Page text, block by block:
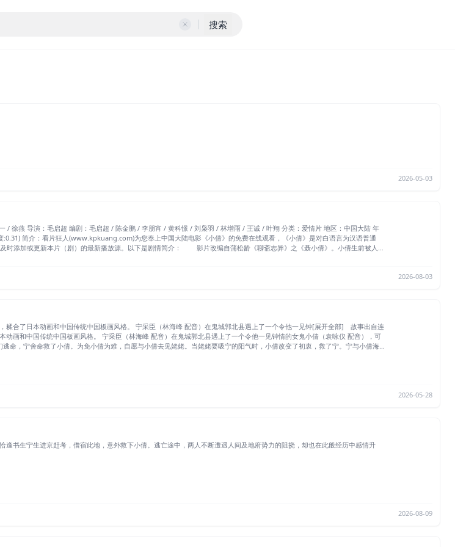
搜索
2026-05-03
：中国大陆 年
下是剧情简介： 影片改编自蒲松龄《聊斋志异》之《聂小倩》。小倩生前被人所
2026-08-03
合了日本动画和中国传统中国板画风格。 宁采臣（林海峰 配音）在鬼城郭北县遇上了一个令他一见钟[展开全部] 故事出自连
画和中国传统中国板画风格。 宁采臣（林海峰 配音）在鬼城郭北县遇上了一个令他一见钟情的女鬼小倩（袁咏仪 配音），可
，宁舍命救了小倩。为免小倩为难，自愿与小倩去见姥姥。当姥姥要吸宁的阳气时，小倩改变了初衷，救了宁。宁与小倩海誓
2026-05-28
书生宁生进京赶考，借宿此地，意外救下小倩。逃亡途中，两人不断遭遇人间及地府势力的阻挠，却也在此般经历中感情升
2026-08-09